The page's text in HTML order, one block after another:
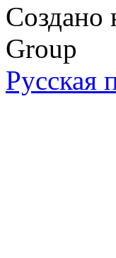
Создано
Group
Русская